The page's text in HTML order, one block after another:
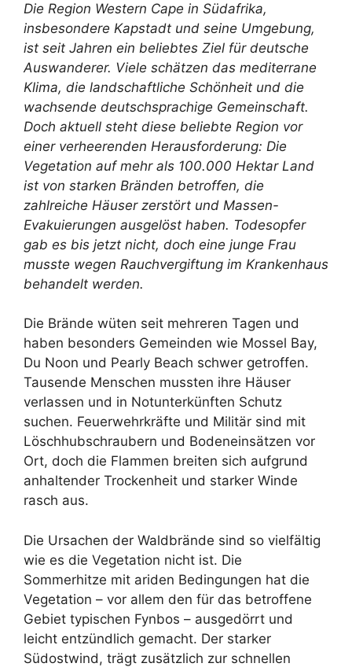
Die Region Western Cape in Südafrika,
insbesondere Kapstadt und seine Umgebung,
ist seit Jahren ein beliebtes Ziel für deutsche
Auswanderer. Viele schätzen das mediterrane
Klima, die landschaftliche Schönheit und die
wachsende deutschsprachige Gemeinschaft.
Doch aktuell steht diese beliebte Region vor
einer verheerenden Herausforderung: Die
Vegetation auf mehr als 100.000 Hektar Land
ist von starken Bränden betroffen, die
zahlreiche Häuser zerstört und Massen-
Evakuierungen ausgelöst haben. Todesopfer
gab es bis jetzt nicht, doch eine junge Frau
musste wegen Rauchvergiftung im Krankenhaus
behandelt werden.
Die Brände wüten seit mehreren Tagen und
haben besonders Gemeinden wie Mossel Bay,
Du Noon und Pearly Beach schwer getroffen.
Tausende Menschen mussten ihre Häuser
verlassen und in Notunterkünften Schutz
suchen. Feuerwehrkräfte und Militär sind mit
Löschhubschraubern und Bodeneinsätzen vor
Ort, doch die Flammen breiten sich aufgrund
anhaltender Trockenheit und starker Winde
rasch aus.
Die Ursachen der Waldbrände sind so vielfältig
wie es die Vegetation nicht ist. Die
Sommerhitze mit ariden Bedingungen hat die
Vegetation – vor allem den für das betroffene
Gebiet typischen Fynbos – ausgedörrt und
leicht entzündlich gemacht. Der starker
Südostwind, trägt zusätzlich zur schnellen